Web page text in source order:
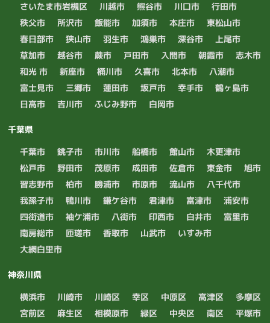
さいたま市岩槻区
川越市 熊谷市 川口市
行田市
秩父市
所沢市 飯能市 加須市 本庄市
東松山市
春日部市
狭山市 羽生市 鴻巣市 深谷市
上尾市
草加市
越谷市 蕨市 戸田市 入間市 朝霞市
志木市
和光 市
新座市 桶川市 久喜市 北本市
八潮市
富士見市
三郷市 蓮田市 坂戸市 幸手市
鶴ヶ島市
日高市
吉川市 ふじみ野市 白岡市
千葉県
千葉市
銚子市 市川市 船橋市 館山市
木更津市
松戸市
野田市 茂原市 成田市 佐倉市 東金市
旭市
習志野市
柏市 勝浦市 市原市 流山市
八千代市
我孫子市
鴨川市 鎌ケ谷市 君津市 富津市
浦安市
四街道市
袖ケ浦市 八街市 印西市 白井市
富里市
南房総市
匝瑳市 香取市 山武市
いすみ市
大網白里市
神奈川県
横浜市
川崎市 川崎区 幸区 中原区 高津区
多摩区
宮前区
麻生区 相模原市 緑区 中央区 南区
平塚市